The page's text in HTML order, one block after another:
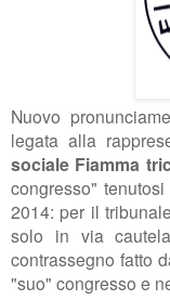
Nuovo
legata alla
sociale Fiamma
congresso"
2014: per il
solo in via
contrassegno fatto
"suo" congresso e